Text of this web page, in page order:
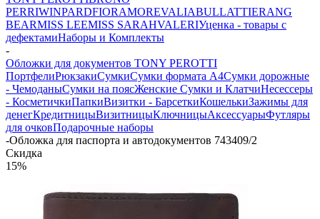
PERRIWINPARDFIORAMOREVALIABULLATTIERANG
BEARMISS LEEMISS SARAHVALERIУценка - товары с
дефектамиНаборы и Комплекты
-
Обложки для документов TONY PEROTTI
ПортфелиРюкзакиСумкиСумки формата А4Сумки дорожные
- ЧемоданыСумки на поясЖенские Сумки и КлатчиНесессеры
- КосметичкиПапкиВизитки - БарсеткиКошелькиЗажимы для
денегКредитницыВизитницыКлючницыАксессуарыФутляры
для очковПодарочные наборы
-Обложка для паспорта и автодокументов 743409/2
Скидка
15%